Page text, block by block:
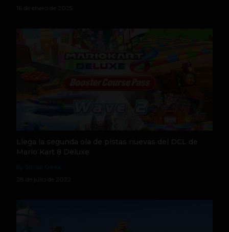
16 de enero de 2025
Llega la segunda ola de pistas nuevas del DCL de
Mario Kart 8 Deluxe
28 de julio de 2022